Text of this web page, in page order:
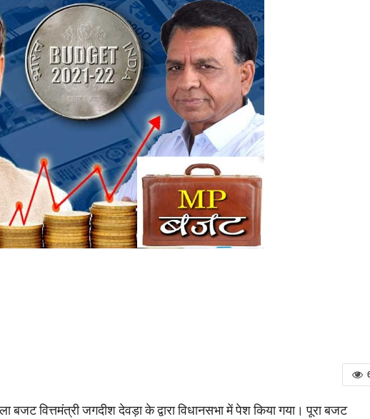
वित्तमंत्री जगदीश देवड़ा के द्वारा विधानसभा में पेश किया गया। पूरा बजट